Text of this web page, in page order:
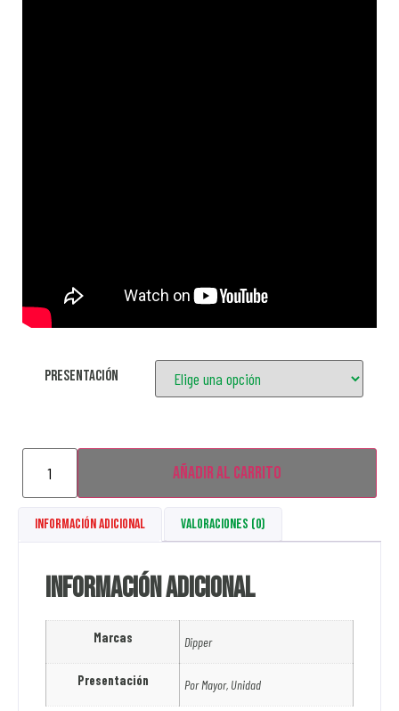
Presentación
Añadir al carrito
Información adicional Valoraciones (0)
Información adicional
Marcas Dipper
Presentación Por Mayor, Unidad